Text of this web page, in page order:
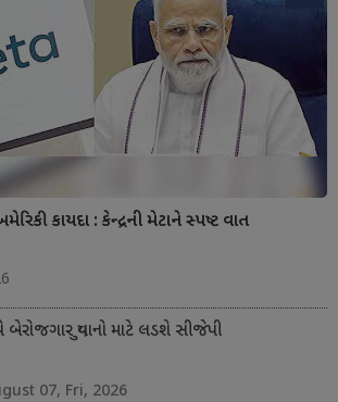
કાયદા : કેન્દ્રની મેટાને સ્પષ્ટ વાત
બેરોજગાર યુવાનો માટે લડશે સીજેપી
07, Fri, 2026